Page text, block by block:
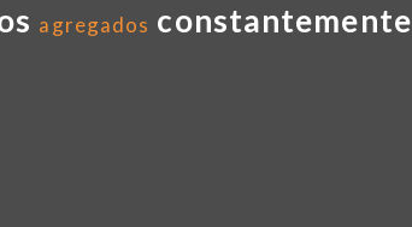
agregados constantemente